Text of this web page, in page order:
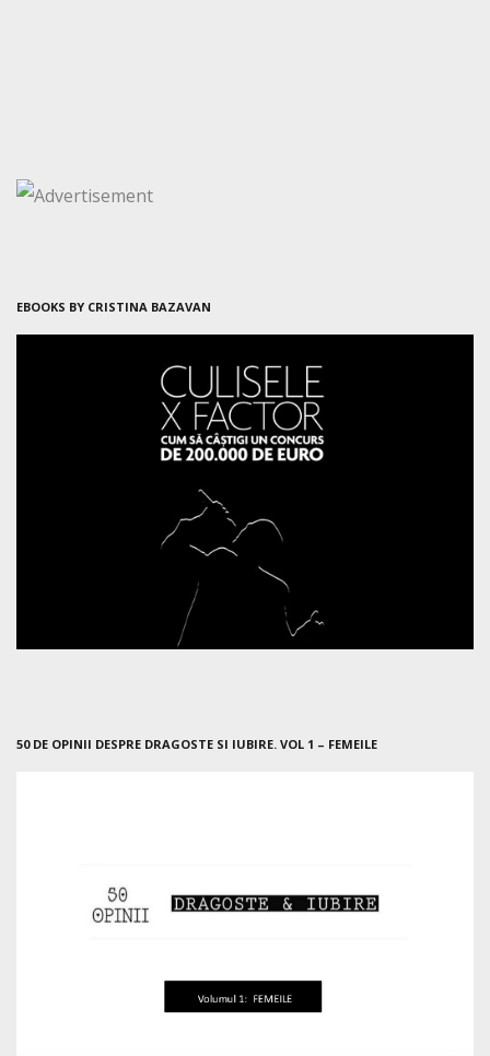
EBOOKS BY CRISTINA BAZAVAN
50 DE OPINII DESPRE DRAGOSTE SI IUBIRE. VOL 1 – FEMEILE